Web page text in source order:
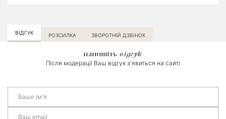
ВІДГУК РОЗСИЛКА ЗВОРОТНІЙ ДЗВІНОК
напишіть відгук
Після модерації Ваш відгук з'явиться на сайті